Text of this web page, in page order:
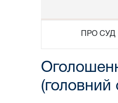
ПРО СУД
(головний